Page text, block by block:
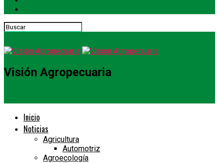
Visión Agropecuaria
Inicio
Noticias
Agricultura
Automotriz
Agroecología